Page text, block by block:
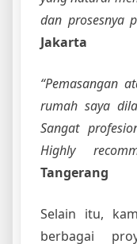
dan prosesnya
Jakarta
“Pemasangan
rumah saya
Sangat
Highly
Tangerang
Selain itu,
berbagai